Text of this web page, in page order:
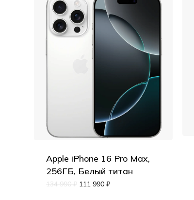
Apple iPhone 16 Pro Max,
256ГБ, Белый титан
134 990₽ 111 990 ₽